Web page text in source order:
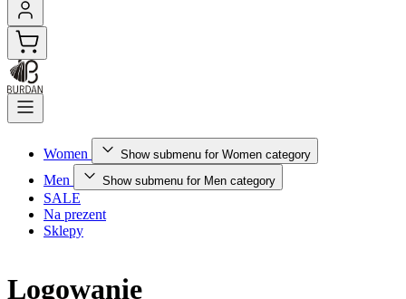
Women Show submenu for Women category
Men Show submenu for Men category
SALE
Na prezent
Sklepy
Logowanie